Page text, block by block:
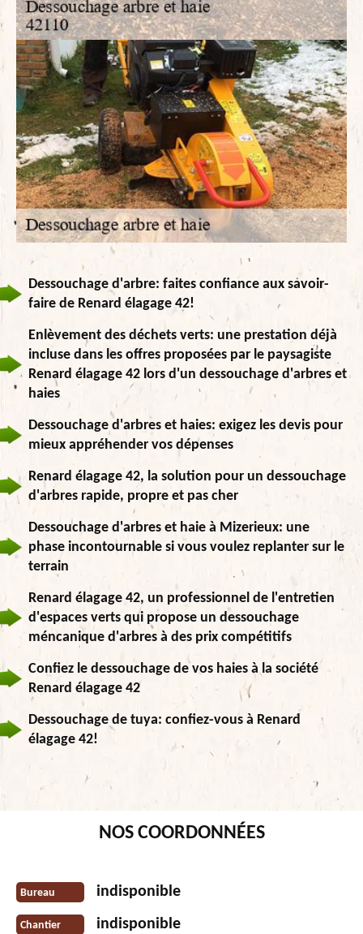
Dessouchage d'arbre: faites confiance aux savoir-
faire de Renard élagage 42!
Enlèvement des déchets verts: une prestation déjà
incluse dans les offres proposées par le paysagiste
Renard élagage 42 lors d'un dessouchage d'arbres et
haies
Dessouchage d'arbres et haies: exigez les devis pour
mieux appréhender vos dépenses
Renard élagage 42, la solution pour un dessouchage
d'arbres rapide, propre et pas cher
Dessouchage d'arbres et haie à Mizerieux: une
phase incontournable si vous voulez replanter sur le
terrain
Renard élagage 42, un professionnel de l'entretien
d'espaces verts qui propose un dessouchage
méncanique d'arbres à des prix compétitifs
Confiez le dessouchage de vos haies à la société
Renard élagage 42
Dessouchage de tuya: confiez-vous à Renard
élagage 42!
NOS COORDONNÉES
Bureau indisponible
Chantier indisponible